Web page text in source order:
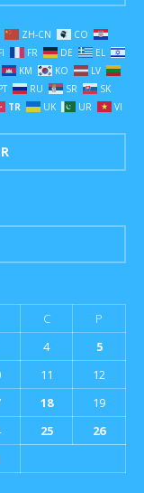
ZH-CN
CO
FR DE
EL
KM KO
LV
RU SR
SK
TR UK UR VI
C
P
4
5
11
12
18
19
25
26